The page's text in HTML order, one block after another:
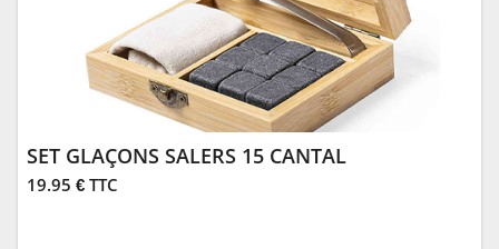
SET GLAÇONS SALERS 15 CANTAL
19.95 € TTC